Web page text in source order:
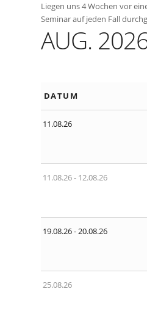
Liegen uns 4 Wochen vor
Seminar auf jeden Fall
AUG.
DATUM
11.08.26
11.08.26 - 12.08.26
19.08.26 - 20.08.26
25.08.26